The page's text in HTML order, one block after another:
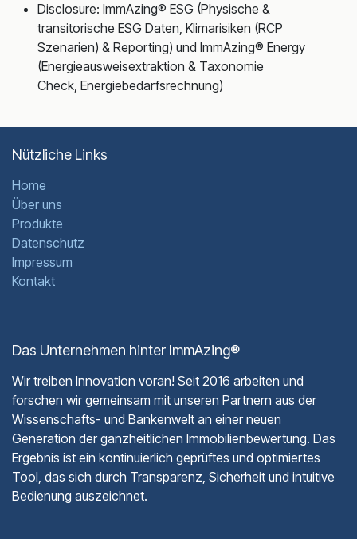
Disclosure: ImmAzing® ESG (Physische &
transitorische ESG Daten, Klimarisiken (RCP
Szenarien) & Reporting) und ImmAzing® Energy
(Energieausweisextraktion & Taxonomie
Check, Energiebedarfsrechnung)
Nützliche Links
Home
Über uns
Produkte
Datenschutz
Impressum
Kontakt
Das Unternehmen hinter ImmAzing®
Wir treiben Innovation voran! Seit 2016 arbeiten und
forschen wir gemeinsam mit unseren Partnern aus der
Wissenschafts- und Bankenwelt an einer neuen
Generation der ganzheitlichen Immobilienbewertung. Das
Ergebnis ist ein kontinuierlich geprüftes und optimiertes
Tool, das sich durch Transparenz, Sicherheit und intuitive
Bedienung auszeichnet.